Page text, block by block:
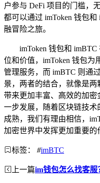
户参与 DeFi 项目的门槛，
都可以通过 imToken 钱包
融冒险之旅。
imToken 钱包和
位和价值，imToken 钱包为
管理服务，而 imBTC 则通
景，两者的结合，就像是
带来更加丰富、高效的加
一步发展，随着区块链技
成熟，我们有理由相信，
加密世界中发挥更加重要的
标签： #imBTC
上一篇im钱包怎么找客